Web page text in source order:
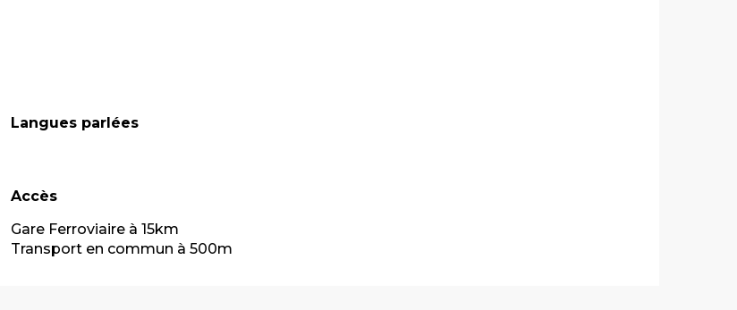
Langues parlées
Langues parlées
Accès
Accès
Gare Ferroviaire à 15km
Transport en commun à 500m